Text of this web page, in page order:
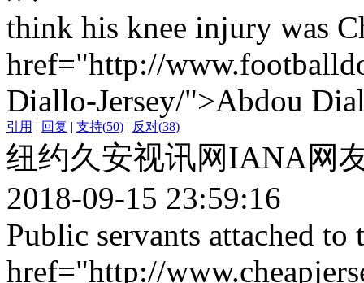
think his knee injury was
href="http://
Diallo-Jersey/">Abdou
引用 | 回复 | 支持(50) | 反对(38)
纽约久安视讯网IANA网
2018-09-15 23:59:16
Public servants attached to
href="http://